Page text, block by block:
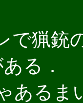
で猟銃
る．
あるま